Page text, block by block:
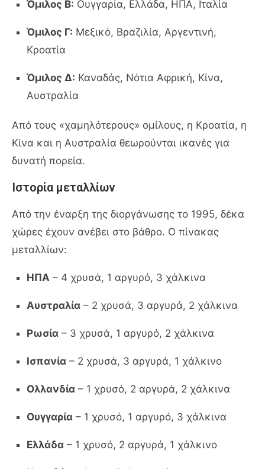
Όμιλος Β: Ουγγαρία, Ελλάδα, ΗΠΑ, Ιταλία
Όμιλος Γ: Μεξικό, Βραζιλία, Αργεντινή,
Κροατία
Όμιλος Δ: Καναδάς, Νότια Αφρική, Κίνα,
Αυστραλία
Από τους «χαμηλότερους» ομίλους, η Κροατία, η
Κίνα και η Αυστραλία θεωρούνται ικανές για
δυνατή πορεία.
Ιστορία μεταλλίων
Από την έναρξη της διοργάνωσης το 1995, δέκα
χώρες έχουν ανέβει στο βάθρο. Ο πίνακας
μεταλλίων:
ΗΠΑ – 4 χρυσά, 1 αργυρό, 3 χάλκινα
Αυστραλία – 2 χρυσά, 3 αργυρά, 2 χάλκινα
Ρωσία – 3 χρυσά, 1 αργυρό, 2 χάλκινα
Ισπανία – 2 χρυσά, 3 αργυρά, 1 χάλκινο
Ολλανδία – 1 χρυσό, 2 αργυρά, 2 χάλκινα
Ουγγαρία – 1 χρυσό, 1 αργυρό, 3 χάλκινα
Ελλάδα – 1 χρυσό, 2 αργυρά, 1 χάλκινο